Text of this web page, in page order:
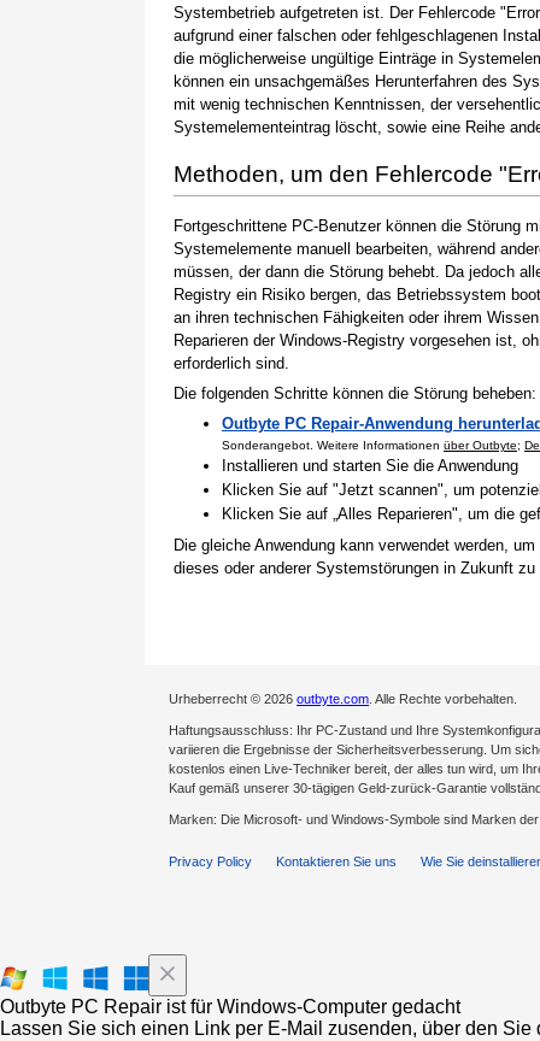
Systembetrieb aufgetreten ist. Der Fehlercode
aufgrund einer falschen oder fehlgeschlagenen
die möglicherweise ungültige Einträge in
können ein unsachgemäßes Herunterfahren des
mit wenig technischen Kenntnissen, der
Systemelementeintrag löscht, sowie eine Reihe
Methoden, um den Fehlercode
Fortgeschrittene PC-Benutzer können die Störung
Systemelemente manuell bearbeiten, während
müssen, der dann die Störung behebt. Da jedoch
Registry ein Risiko bergen, das Betriebssystem
an ihren technischen Fähigkeiten oder ihrem
Reparieren der Windows-Registry vorgesehen ist,
erforderlich sind.
Die folgenden Schritte können die Störung beheben:
Outbyte PC Repair-Anwendung
Sonderangebot. Weitere Informationen über Outbyte;
Installieren und starten Sie die Anwendung
Klicken Sie auf "Jetzt scannen", um
Klicken Sie auf „Alles Reparieren", um die
Die gleiche Anwendung kann verwendet werden,
dieses oder anderer Systemstörungen in Zukunft zu
Urheberrecht © 2026 outbyte.com . Alle Rechte vorbehalten.
Haftungsausschluss: Ihr PC-Zustand und Ihre
variieren die Ergebnisse der Sicherheitsverbesserung. Um
kostenlos einen Live-Techniker bereit, der alles tun wird, um
Kauf gemäß unserer 30-tägigen Geld-zurück-Garantie
Marken: Die Microsoft- und Windows-Symbole sind Marken
Privacy Policy Kontaktieren Sie uns Wie Sie
Outbyte PC Repair ist für Windows-Computer gedacht
Lassen Sie sich einen Link per E-Mail zusenden, über den